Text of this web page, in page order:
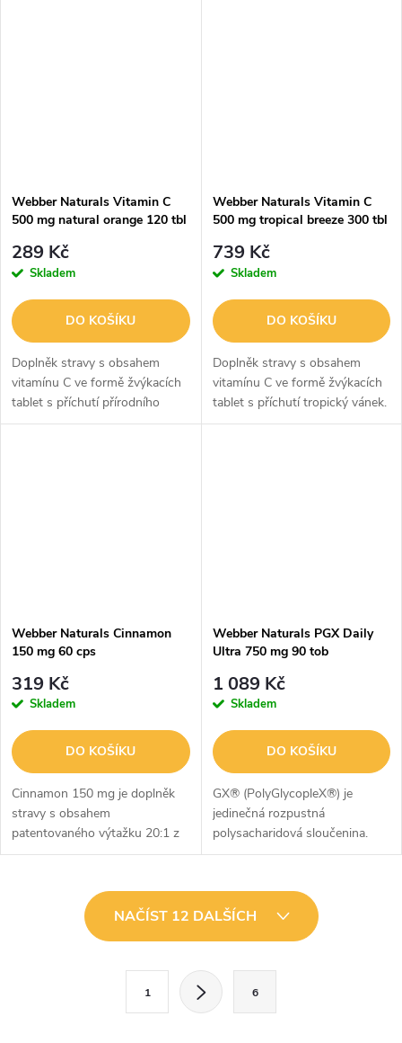
Webber Naturals Vitamin C
500 mg natural orange 120 tbl
289 Kč
Skladem
DO KOŠÍKU
Doplněk stravy s obsahem
vitamínu C ve formě žvýkacích
tablet s příchutí přírodního
pomeranče.
Webber Naturals Vitamin C
500 mg tropical breeze 300 tbl
739 Kč
Skladem
DO KOŠÍKU
Doplněk stravy s obsahem
vitamínu C ve formě žvýkacích
tablet s příchutí tropický vánek.
Webber Naturals Cinnamon
150 mg 60 cps
319 Kč
Skladem
DO KOŠÍKU
Cinnamon 150 mg je doplněk
stravy s obsahem
patentovaného výtažku 20:1 z
kůry skořicovníku čínského.
Webber Naturals PGX Daily
Ultra 750 mg 90 tob
1 089 Kč
Skladem
DO KOŠÍKU
GX® (PolyGlycopleX®) je
jedinečná rozpustná
polysacharidová sloučenina.
NAČÍST 12 DALŠÍCH
1 6